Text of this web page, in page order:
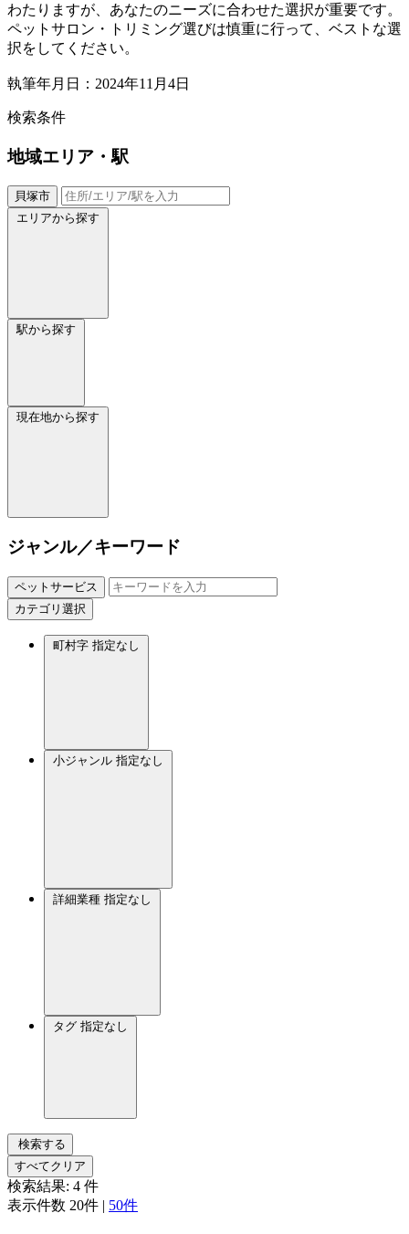
わたりますが、あなたのニーズに合わせた選択が重要です。
ペットサロン・トリミング選びは慎重に行って、ベストな選
択をしてください。
執筆年月日：2024年11月4日
検索条件
地域エリア・駅
貝塚市
エリアから探す
駅から探す
現在地から探す
ジャンル／キーワード
ペットサービス
カテゴリ選択
町村字 指定なし
小ジャンル 指定なし
詳細業種 指定なし
タグ 指定なし
検索する
すべてクリア
検索結果: 4 件
表示件数 20件 | 50件